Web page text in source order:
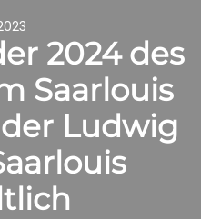
2024 des
Saarlouis
Ludwig